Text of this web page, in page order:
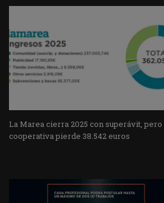
La Marea cierra 2025 con superávit, pero
cooperativa pierde 38.542 euros